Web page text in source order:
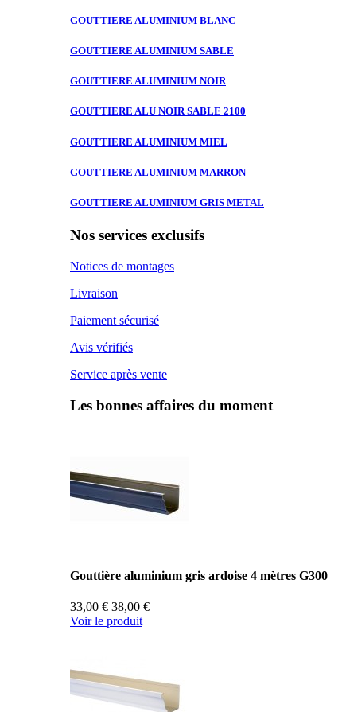
GOUTTIERE ALUMINIUM BLANC
GOUTTIERE ALUMINIUM SABLE
GOUTTIERE ALUMINIUM NOIR
GOUTTIERE ALU NOIR SABLE 2100
GOUTTIERE ALUMINIUM MIEL
GOUTTIERE ALUMINIUM MARRON
GOUTTIERE ALUMINIUM GRIS METAL
Nos services exclusifs
Notices de montages
Livraison
Paiement sécurisé
Avis vérifiés
Service après vente
Les bonnes affaires du moment
Gouttière aluminium gris ardoise 4 mètres G300
33,00 € 38,00 €
Voir le produit